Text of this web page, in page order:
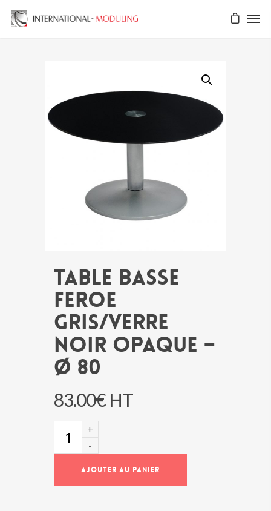
TABLE BASSE
FEROE
GRIS/VERRE
NOIR OPAQUE –
Ø 80
83.00€ HT
GRIS/VERRE
AJOUTER AU PANIER